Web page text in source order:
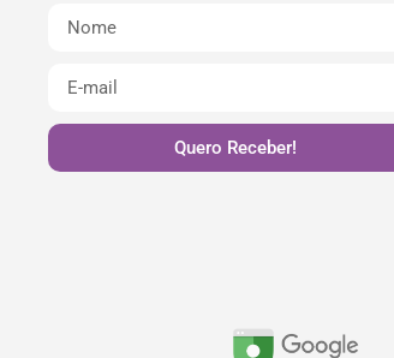
Quero Receber!